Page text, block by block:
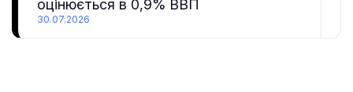
оцінюється в 0,9% ВВП
30.07.2026